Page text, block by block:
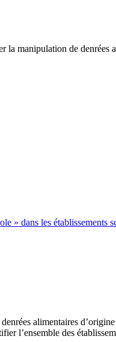
la manipulation de denrées
» dans les établissements
alimentaires
l’ensemble des